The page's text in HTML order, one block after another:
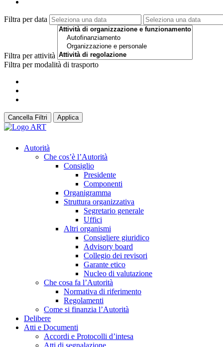
Filtra per data
Filtra per attività
Filtra per modalità di trasporto
Cancella Filtri Applica
Autorità
Che cos’è l’Autorità
Consiglio
Presidente
Componenti
Organigramma
Struttura organizzativa
Segretario generale
Uffici
Altri organismi
Consigliere giuridico
Advisory board
Collegio dei revisori
Garante etico
Nucleo di valutazione
Che cosa fa l’Autorità
Normativa di riferimento
Regolamenti
Come si finanzia l’Autorità
Delibere
Atti e Documenti
Accordi e Protocolli d’intesa
Atti di segnalazione